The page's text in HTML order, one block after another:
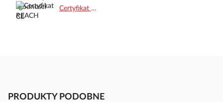
Certyfikat REACH.pdf
PRODUKTY PODOBNE